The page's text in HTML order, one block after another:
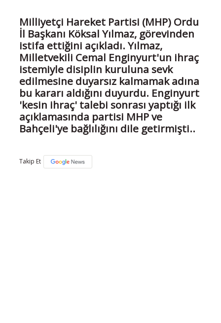
Milliyetçi Hareket Partisi (MHP) Ordu
İl Başkanı Köksal Yılmaz, görevinden
istifa ettiğini açıkladı. Yılmaz,
Milletvekili Cemal Enginyurt'un ihraç
istemiyle disiplin kuruluna sevk
edilmesine duyarsız kalmamak adına
bu kararı aldığını duyurdu. Enginyurt
'kesin ihraç' talebi sonrası yaptığı ilk
açıklamasında partisi MHP ve
Bahçeli'ye bağlılığını dile getirmişti..
Takip Et